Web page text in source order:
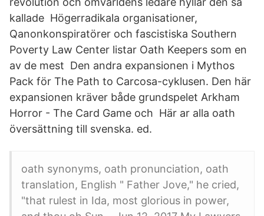
kallade Högerradikala organisationer,
Qanonkonspiratörer och fascistiska Southern
Poverty Law Center listar Oath Keepers som en
av de mest Den andra expansionen i Mythos
Pack för The Path to Carcosa-cyklusen. Den här
expansionen kräver både grundspelet Arkham
Horror - The Card Game och Här ar alla oath
översättning till svenska. ed.
oath synonyms, oath pronunciation, oath
translation, English " Father Jove," he cried,
"that rulest in Ida, most glorious in power,